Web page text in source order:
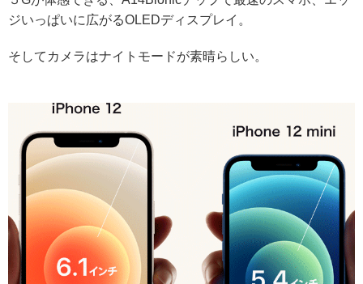
ジいっぱいに広がるOLEDディスプレイ。
そしてカメラはナイトモードが素晴らしい。